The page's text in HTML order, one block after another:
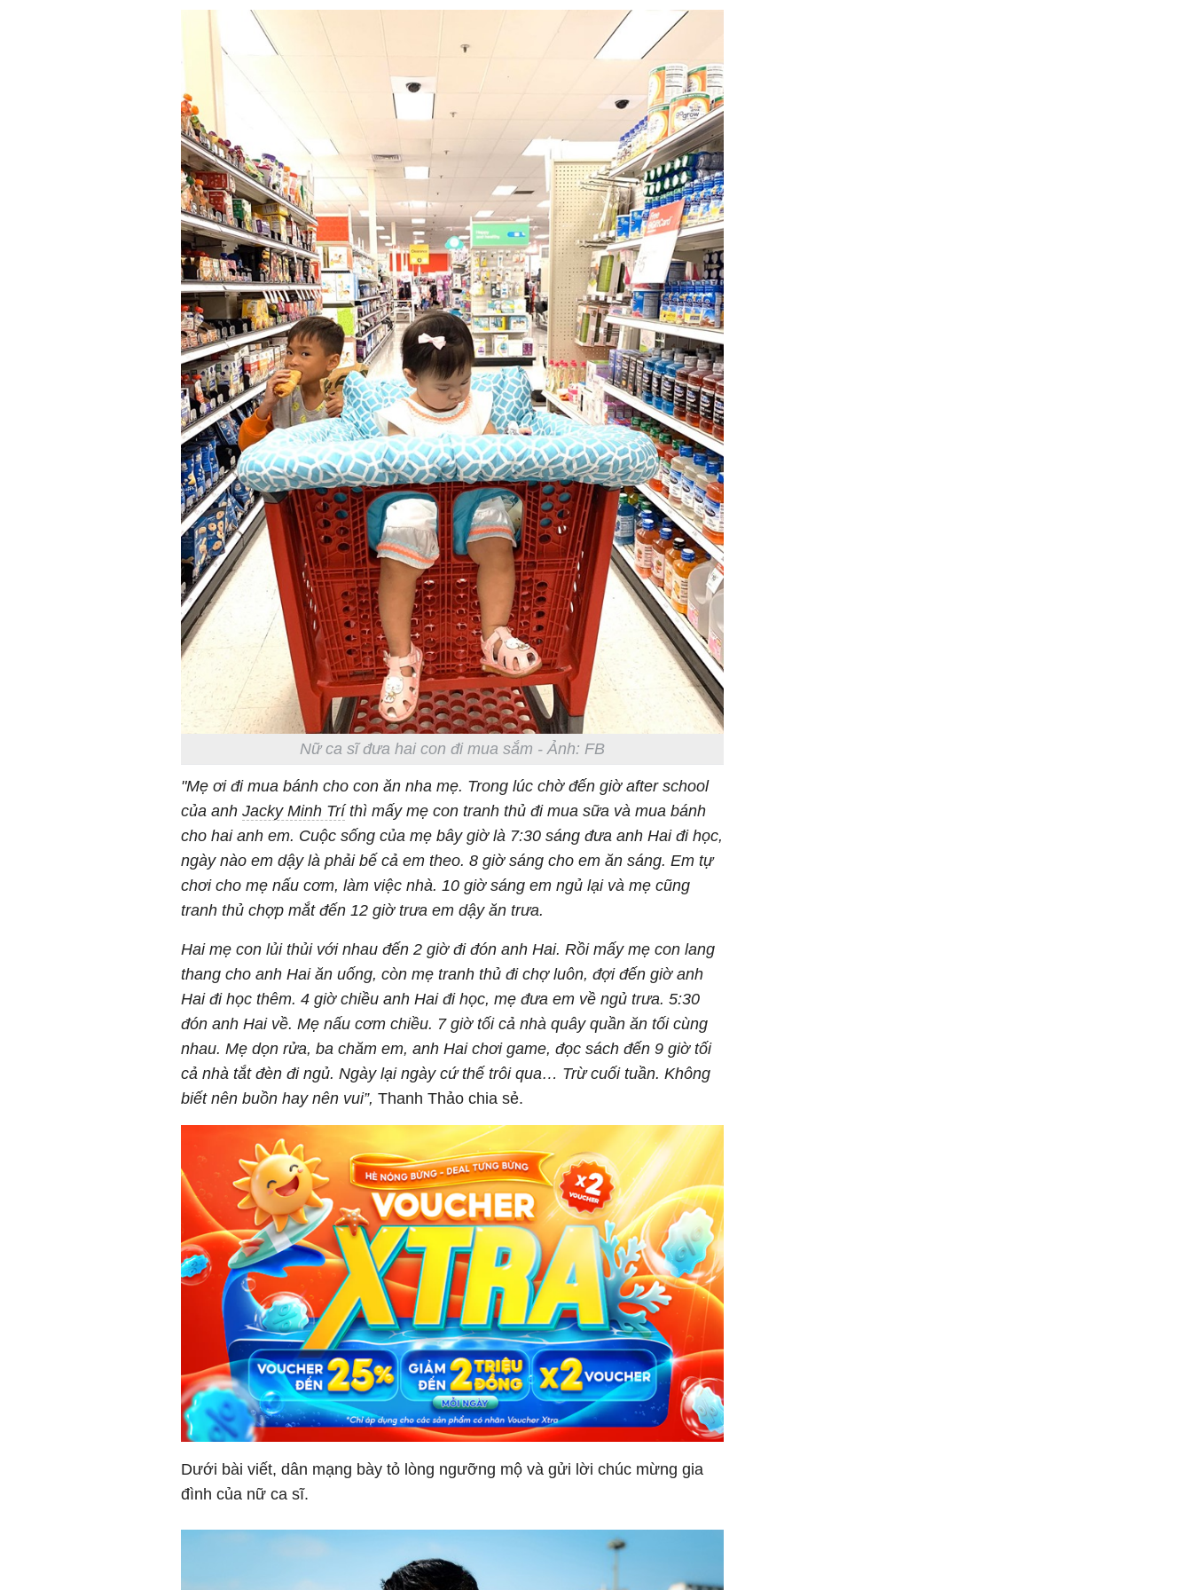
Nữ ca sĩ đưa hai con đi mua sắm - Ảnh: FB
"Mẹ ơi đi mua bánh cho con ăn nha mẹ. Trong lúc chờ đến giờ after school
của anh Jacky Minh Tríthì mấy mẹ con tranh thủ đi mua sữa và mua bánh
cho hai anh em. Cuộc sống của mẹ bây giờ là 7:30 sáng đưa anh Hai đi học,
ngày nào em dậy là phải bế cả em theo. 8 giờ sáng cho em ăn sáng. Em tự
chơi cho mẹ nấu cơm, làm việc nhà. 10 giờ sáng em ngủ lại và mẹ cũng
tranh thủ chợp mắt đến 12 giờ trưa em dậy ăn trưa.
Hai mẹ con lủi thủi với nhau đến 2 giờ đi đón anh Hai. Rồi mấy mẹ con lang
thang cho anh Hai ăn uống, còn mẹ tranh thủ đi chợ luôn, đợi đến giờ anh
Hai đi học thêm. 4 giờ chiều anh Hai đi học, mẹ đưa em về ngủ trưa. 5:30
đón anh Hai về. Mẹ nấu cơm chiều. 7 giờ tối cả nhà quây quần ăn tối cùng
nhau. Mẹ dọn rửa, ba chăm em, anh Hai chơi game, đọc sách đến 9 giờ tối
cả nhà tắt đèn đi ngủ. Ngày lại ngày cứ thế trôi qua… Trừ cuối tuần. Không
biết nên buồn hay nên vui”, Thanh Thảo chia sẻ.
Dưới bài viết, dân mạng bày tỏ lòng ngưỡng mộ và gửi lời chúc mừng gia
đình của nữ ca sĩ.